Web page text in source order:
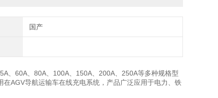
国产
、60A、80A、100A、150A、200A、250A等多种规格型
AGV导航运输车在线充电系统，产品广泛应用于电力、铁